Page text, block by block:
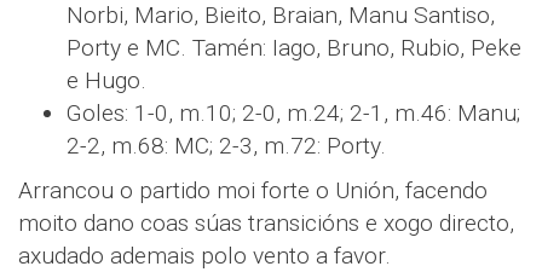
Norbi, Mario, Bieito, Braian, Manu Santiso,
Porty e MC. Tamén: Iago, Bruno, Rubio, Peke
e Hugo.
Goles: 1-0, m.10; 2-0, m.24; 2-1, m.46: Manu;
2-2, m.68: MC; 2-3, m.72: Porty.
Arrancou o partido moi forte o Unión, facendo
moito dano coas súas transicións e xogo directo,
axudado ademais polo vento a favor.